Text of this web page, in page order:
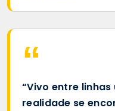
“Vivo entre
realidade se